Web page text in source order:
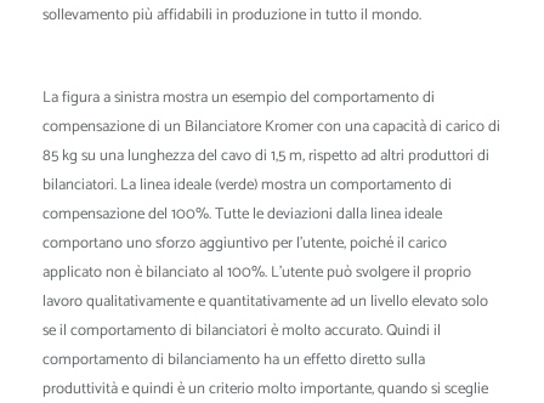
sollevamento più affidabili in produzione in tutto il mondo.
La figura a sinistra mostra un esempio del comportamento di
compensazione di un Bilanciatore Kromer con una capacità di carico di
85 kg su una lunghezza del cavo di 1,5 m, rispetto ad altri produttori di
bilanciatori. La linea ideale (verde) mostra un comportamento di
compensazione del 100%. Tutte le deviazioni dalla linea ideale
comportano uno sforzo aggiuntivo per l'utente, poiché il carico
applicato non è bilanciato al 100%. L'utente può svolgere il proprio
lavoro qualitativamente e quantitativamente ad un livello elevato solo
se il comportamento di bilanciatori è molto accurato. Quindi il
comportamento di bilanciamento ha un effetto diretto sulla
produttività e quindi è un criterio molto importante, quando si sceglie